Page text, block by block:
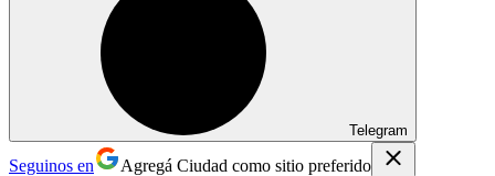
Telegram
Seguinos en Agregá Ciudad como sitio preferido